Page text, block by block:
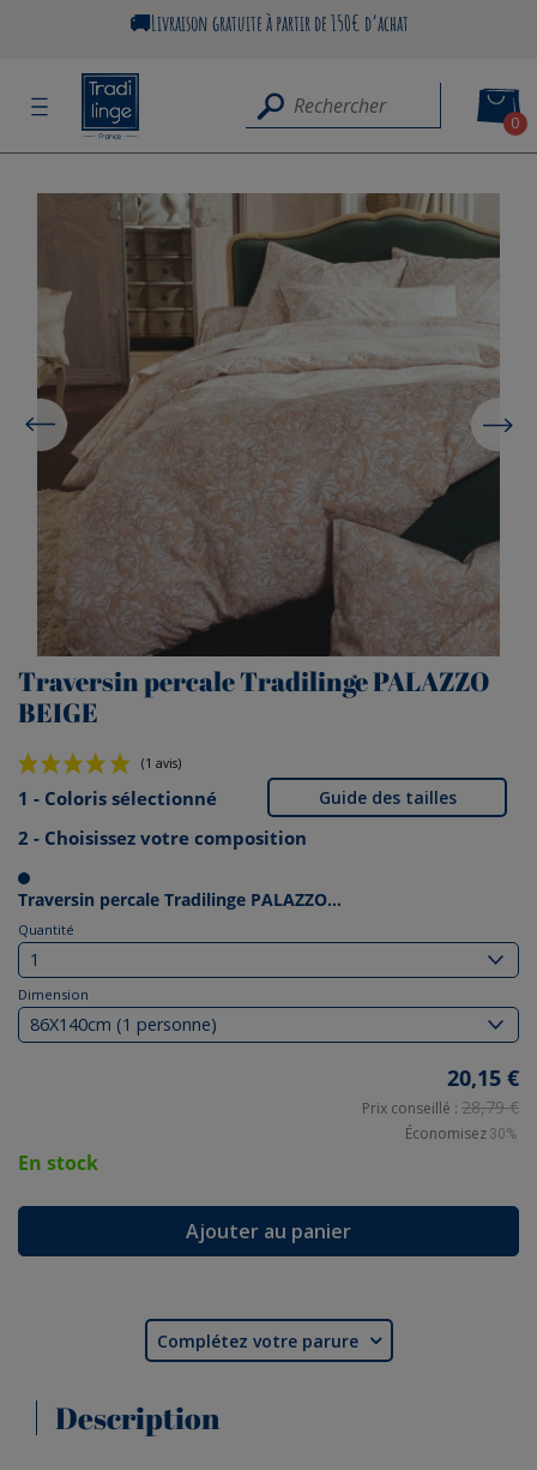
🚚Livraison gratuite à partir de 150€ d’achat
0
Traversin percale Tradilinge PALAZZO
BEIGE
(1 avis)
Guide des tailles
1 - Coloris sélectionné
2 - Choisissez votre composition
Traversin percale Tradilinge PALAZZO...
Quantité
Dimension
20,15 €
Prix conseillé : 28,79 €
Économisez 30%
En stock
Ajouter au panier
Complétez votre parure 
Description